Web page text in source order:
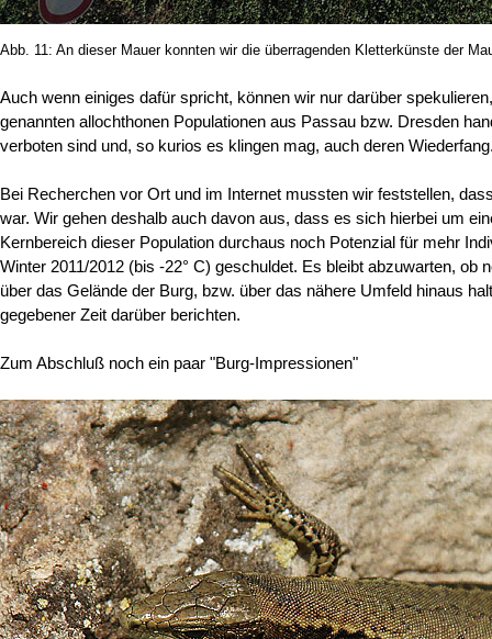
Abb. 11: An dieser Mauer konnten wir die überragenden Kletterkünste der
Auch wenn einiges dafür spricht, können wir nur darüber
genannten allochthonen Populationen aus Passau bzw. Dresden
verboten sind und, so kurios es klingen mag, auch deren
Bei Recherchen vor Ort und im Internet mussten wir feststellen,
war. Wir gehen deshalb auch davon aus, dass es sich hierbei um
Kernbereich dieser Population durchaus noch Potenzial für mehr
Winter 2011/2012 (bis -22° C) geschuldet. Es bleibt abzuwarten, ob
über das Gelände der Burg, bzw. über das nähere Umfeld hinaus
gegebener Zeit darüber berichten.
Zum Abschluß noch ein paar "Burg-Impressionen"